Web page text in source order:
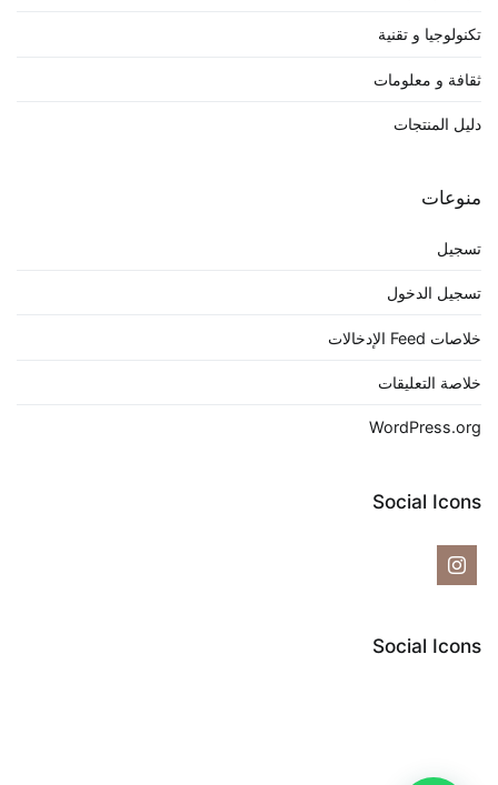
تكنولوجيا و تقنية
ثقافة و معلومات
دليل المنتجات
منوعات
تسجيل
تسجيل الدخول
خلاصات Feed الإدخالات
خلاصة التعليقات
WordPress.org
Social Icons
Social Icons